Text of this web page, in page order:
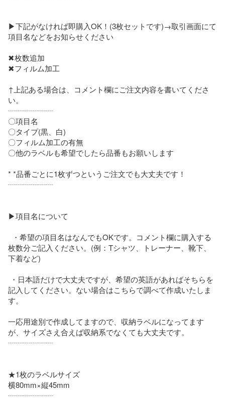
▶下記がなければ即購入OK！(3枚セットです)→取引画面にて
項目名などをお知らせください
✖枚数追加
✖フィルム加工
↑上記ある場合は、コメント欄にご注文内容を書いてくださ
い。
┈┈┈┈┈┈
〇項目名
〇タイプ(黒、白)
〇フィルム加工の有無
〇他のラベルも希望でしたら品番もお願いします
* *品番ごとに1枚ずつというご注文でも大丈夫です！
┈┈┈┈┈┈
▶項目名について
枚数分ご記入ください。(例：Tシャツ、トレーナー、靴下、
下着など)
記入してください。ない場合はこちらで調べて作成いたしま
す。
一応用途別で作成してますので、収納ラベルになってます
が、サイズさえ合えば収納系でなくても大丈夫です。
┈┈┈┈┈┈
★1枚のラベルサイズ
横80mm×縦45mm
┈┈┈┈┈┈